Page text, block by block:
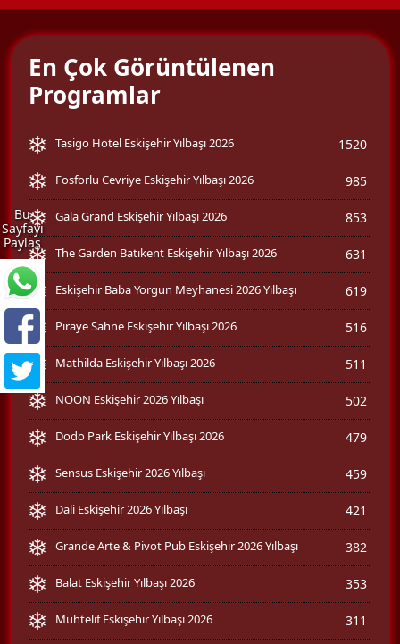
Bu
Sayfayı
Paylaş
En Çok Görüntülenen
Programlar
Tasigo Hotel Eskişehir Yılbaşı 2026 1520
Fosforlu Cevriye Eskişehir Yılbaşı 2026 985
Gala Grand Eskişehir Yılbaşı 2026 853
The Garden Batıkent Eskişehir Yılbaşı 2026 631
Eskişehir Baba Yorgun Meyhanesi 2026 Yılbaşı 619
Piraye Sahne Eskişehir Yılbaşı 2026 516
Mathilda Eskişehir Yılbaşı 2026 511
NOON Eskişehir 2026 Yılbaşı 502
Dodo Park Eskişehir Yılbaşı 2026 479
Sensus Eskişehir 2026 Yılbaşı 459
Dali Eskişehir 2026 Yılbaşı 421
Grande Arte & Pivot Pub Eskişehir 2026 Yılbaşı 382
Balat Eskişehir Yılbaşı 2026 353
Muhtelif Eskişehir Yılbaşı 2026 311